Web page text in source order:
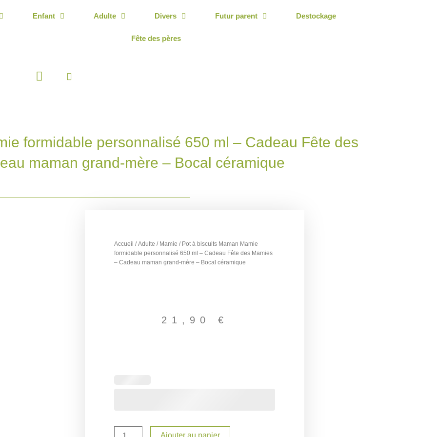
Enfant Adulte Divers Futur parent Destockage
Fête des pères
Panier
formidable personnalisé 650 ml – Cadeau Fête des
maman grand-mère – Bocal céramique
Accueil /Adulte / Mamie / Pot à biscuits Maman Mamie
formidable personnalisé 650 ml – Cadeau Fête des Mamies
– Cadeau maman grand-mère – Bocal céramique
21,90 €
Ajouter au panier